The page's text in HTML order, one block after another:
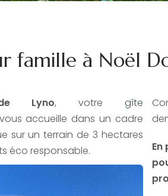
famille à Noël
Lyno, votre gîte
vous accueille dans un cadre
sur un terrain de 3 hectares
éco responsable.
En